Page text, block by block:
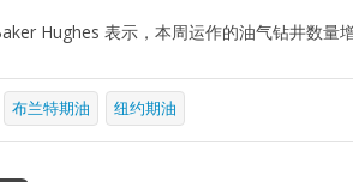
Hughes 表示，本周运作的油气钻井数量
布兰特期油 纽约期油